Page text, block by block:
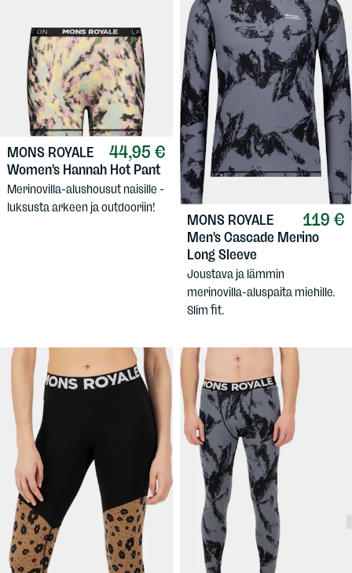
44,95 €
MONS ROYALE
Women's Hannah Hot Pant
Merinovilla-alushousut naisille -
luksusta arkeen ja outdooriin!
119 €
MONS ROYALE
Men's Cascade Merino
Long Sleeve
Joustava ja lämmin
merinovilla-aluspaita miehille.
Slim fit.